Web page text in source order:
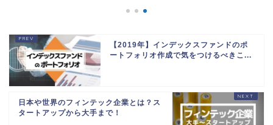
【2019年】インデックスファンドのポ
ートフォリオ作成で気をつけるべきこ...
日本や世界のフィンテック企業とは？ス
タートアップから大手まで！